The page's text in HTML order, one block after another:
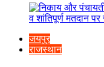
जयपुर
राजस्थान